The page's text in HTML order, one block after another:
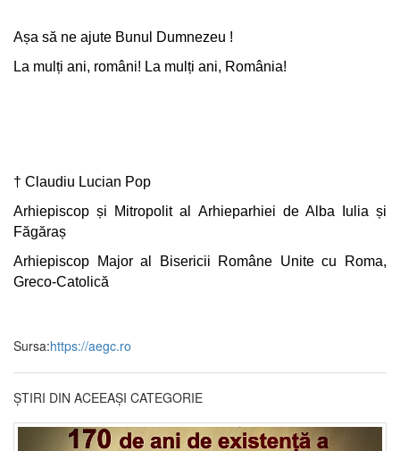
Așa să ne ajute Bunul Dumnezeu !
La mulți ani, români! La mulți ani, România!
† Claudiu Lucian Pop
Arhiepiscop și Mitropolit al Arhieparhiei de Alba Iulia și
Făgăraș
Arhiepiscop Major al Bisericii Române Unite cu Roma,
Greco-Catolică
Sursa:https://aegc.ro
ȘTIRI DIN ACEEAȘI CATEGORIE